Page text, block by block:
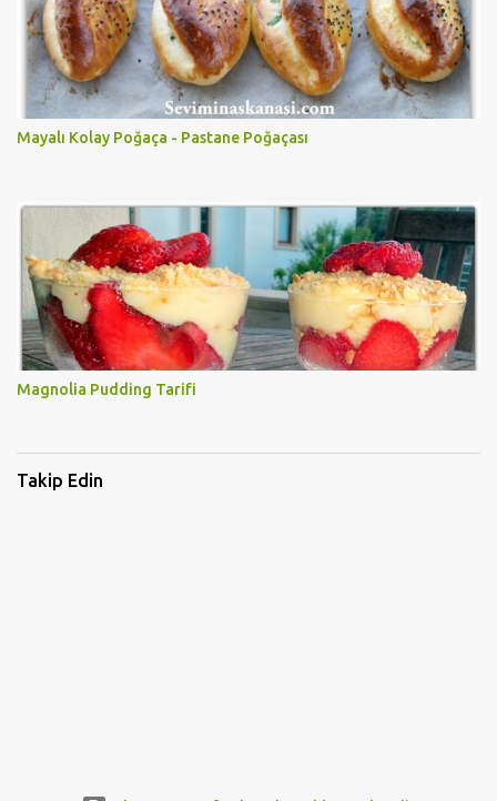
Mayalı Kolay Poğaça - Pastane Poğaçası
Magnolia Pudding Tarifi
Takip Edin